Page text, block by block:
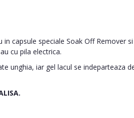
in capsule speciale Soak Off Remover
cu pila electrica.
unghia, iar gel lacul se indeparteaza